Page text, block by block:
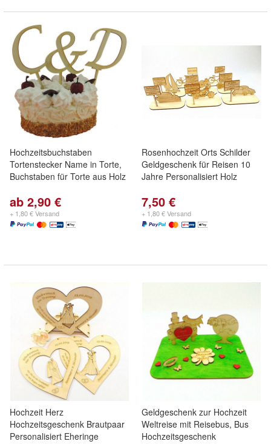
Hochzeitsbuchstaben
Tortenstecker Name in Torte,
Buchstaben für Torte aus Holz
ab 2,90 €
+ 1,80 € Versand
Rosenhochzeit Orts Schilder
Geldgeschenk für Reisen 10
Jahre Personalisiert Holz
7,50 €
+ 1,80 € Versand
Hochzeit Herz
Hochzeitsgeschenk Brautpaar
Personalisiert Eheringe
Geldgeschenk zur Hochzeit
Weltreise mit Reisebus, Bus
Hochzeitsgeschenk